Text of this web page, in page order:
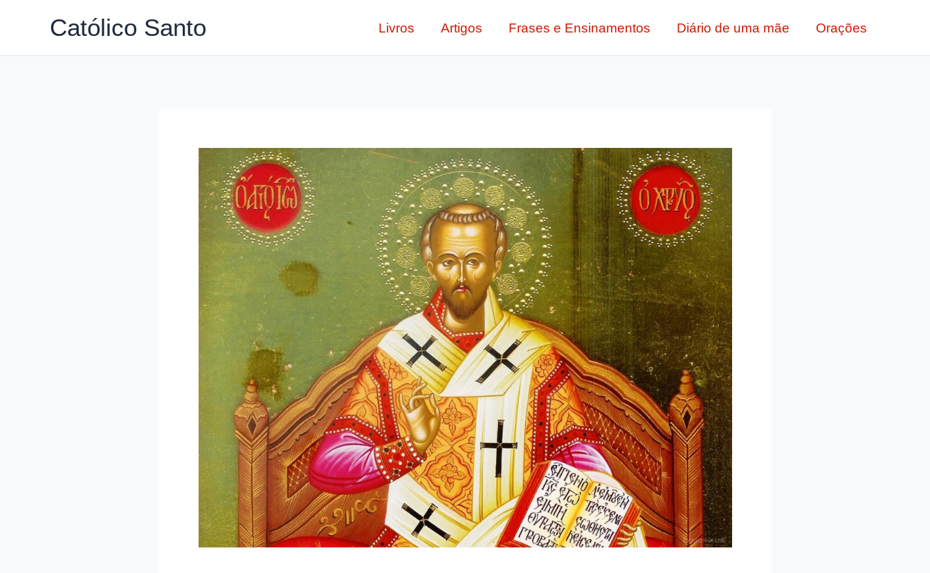
o
Católico Santo Livros Artigos Frases e Ensinamentos Diário de uma mãe Orações